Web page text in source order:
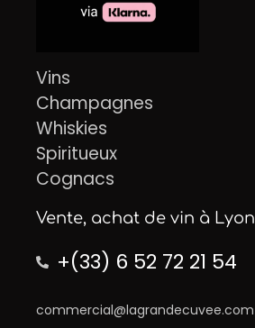
Vins
Champagnes
Whiskies
Spiritueux
Cognacs
Vente, achat de vin à Lyon
+(33) 6 52 72 21 54
commercial@lagrandecuvee.com